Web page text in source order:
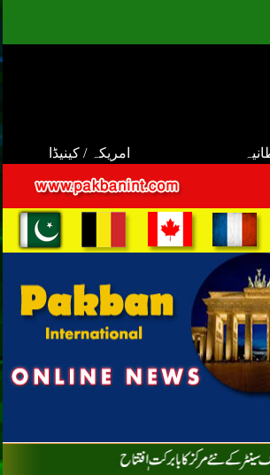
امریکہ / کینیڈا